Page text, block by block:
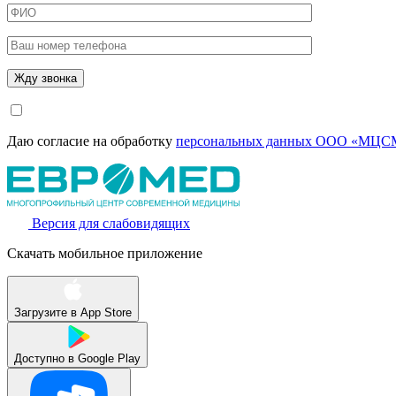
Даю согласие на обработку персональных данных ООО
Версия для слабовидящих
Скачать мобильное приложение
Загрузите в App Store
Доступно в Google Play